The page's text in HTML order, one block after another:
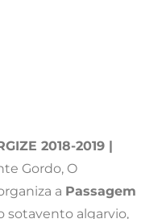
2018-2019 |
Gordo, O
a Passagem
sotavento algarvio,